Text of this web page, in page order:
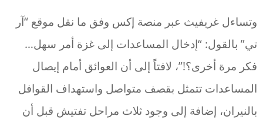
وتساءل غريفيث عبر منصة إكس وفق ما نقل موقع “آر
تي” بالقول: “إدخال المساعدات إلى غزة أمر سهل…
فكر مرة أخرى؟!”، لافتاً إلى أن العوائق أمام إيصال
المساعدات تتمثل بقصف متواصل واستهداف القوافل
بالنيران، إضافة إلى وجود ثلاث مراحل تفتيش قبل أن